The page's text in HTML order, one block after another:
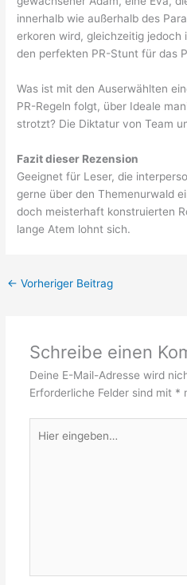
innerhalb wie außerhalb des
erkoren wird, gleichzeitig jedoch
den perfekten PR-Stunt für das
Was ist mit den Auserwählten
PR-Regeln folgt, über Ideale
strotzt? Die Diktatur von Team
Fazit dieser Rezension
Geeignet für Leser, die
gerne über den Themenurwald
doch meisterhaft konstruierten
lange Atem lohnt sich.
← Vorheriger Beitrag
Schreibe einen
Deine E-Mail-Adresse wird
Erforderliche Felder sind mit *
eingeben…